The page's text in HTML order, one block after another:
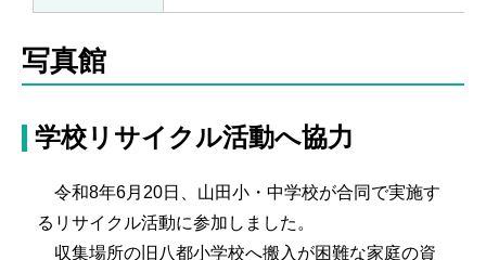
写真館
学校リサイクル活動へ協力
令和8年6月20日、山田小・中学校が合同で実施す
るリサイクル活動に参加しました。
収集場所の旧八都小学校へ搬入が困難な家庭の資